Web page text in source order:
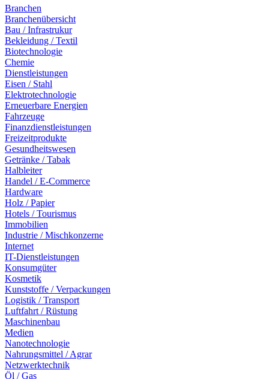
Branchen
Branchenübersicht
Bau / Infrastrukur
Bekleidung / Textil
Biotechnologie
Chemie
Dienstleistungen
Eisen / Stahl
Elektrotechnologie
Erneuerbare Energien
Fahrzeuge
Finanzdienstleistungen
Freizeitprodukte
Gesundheitswesen
Getränke / Tabak
Halbleiter
Handel / E-Commerce
Hardware
Holz / Papier
Hotels / Tourismus
Immobilien
Industrie / Mischkonzerne
Internet
IT-Dienstleistungen
Konsumgüter
Kosmetik
Kunststoffe / Verpackungen
Logistik / Transport
Luftfahrt / Rüstung
Maschinenbau
Medien
Nanotechnologie
Nahrungsmittel / Agrar
Netzwerktechnik
Öl / Gas